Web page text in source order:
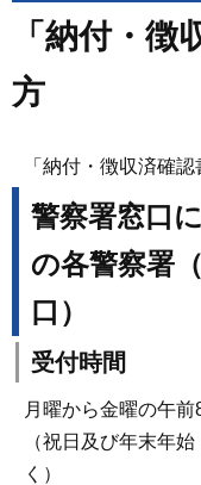
「納付・徴
方
「納付・徴収済確
警察署窓口
の各警察署
口）
受付時間
月曜から金曜の午
（祝日及び年末年
く）